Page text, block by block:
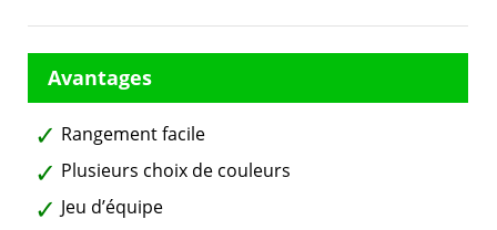
Rangement facile
Plusieurs choix de couleurs
Jeu d’équipe